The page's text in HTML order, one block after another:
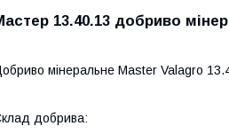
13.40.13 добриво
мінеральне Master Valagro
добрива: